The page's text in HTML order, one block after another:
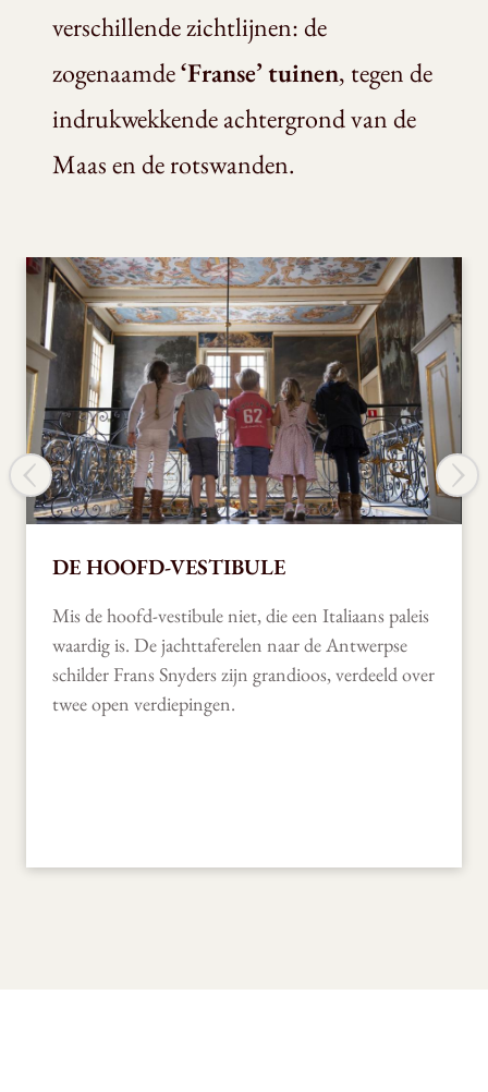
verschillende zichtlijnen: de
zogenaamde‘Franse’ tuinen, tegen de
indrukwekkende achtergrond van de
Maas en de rotswanden.
DE HOOFD-VESTIBULE
Mis de hoofd-vestibule niet, die een Italiaans paleis
waardig is. De jachttaferelen naar de Antwerpse
schilder Frans Snyders zijn grandioos, verdeeld over
twee open verdiepingen.